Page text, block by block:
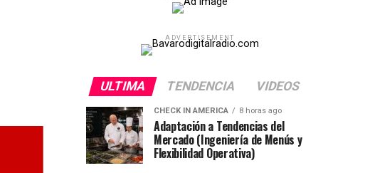
ADVERTISEMENT
ULTIMA TENDENCIA VIDEOS
CHECK IN AMERICA 8 horas ago
Adaptación a Tendencias del
Mercado (Ingeniería de Menús y
Flexibilidad Operativa)